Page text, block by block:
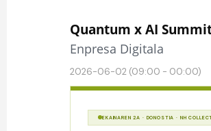
Quantum x AI
Enpresa Digitala
2026-06-02 (09:00 - 00:00)
EKAINAREN 2A · DONOSTIA · NH